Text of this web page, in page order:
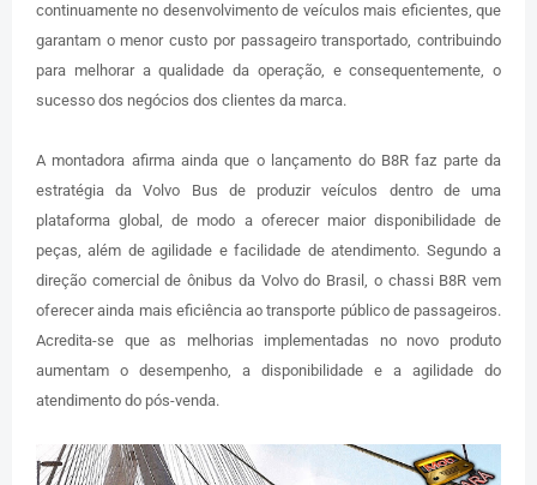
continuamente no desenvolvimento de veículos mais eficientes, que
garantam o menor custo por passageiro transportado, contribuindo
para melhorar a qualidade da operação, econsequentemente, o
sucesso dos negócios dos clientes da marca.
A montadora afirma ainda que o lançamento do B8R faz parte da
estratégia da Volvo Bus de produzir veículos dentro de uma
plataforma global, de modo a oferecer maior disponibilidade de
peças, além de agilidade e facilidade de atendimento. Segundo a
direção comercial de ônibus da Volvo do Brasil, o chassi B8R vem
oferecer ainda mais eficiência ao transporte público de passageiros.
Acredita-se que as melhorias implementadas no novo produto
aumentam o desempenho, a disponibilidade e a agilidade do
atendimento do pós-venda.